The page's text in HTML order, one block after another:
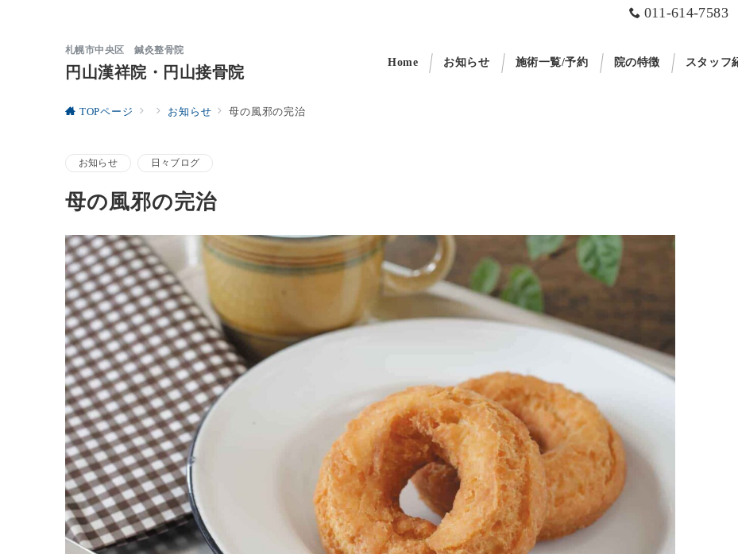
011-614-7583
札幌市中央区 鍼灸整骨院
円山漢祥院・円山接骨院
Home お知らせ 施術一覧/予約 院の特徴 スタッフ
TOPページ お知らせ 母の風邪の完治
お知らせ 日々ブログ
母の風邪の完治